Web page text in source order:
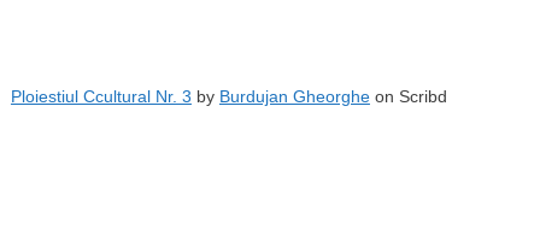
Ploiestiul Ccultural Nr. 3 by Burdujan Gheorgheon Scribd